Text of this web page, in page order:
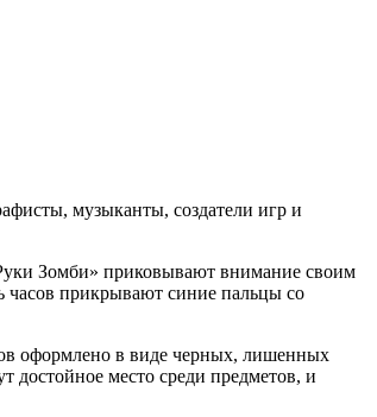
музыканты, создатели игр и
Зомби» приковывают внимание своим
часов прикрывают синие пальцы со
оформлено в виде черных, лишенных
место среди предметов, и